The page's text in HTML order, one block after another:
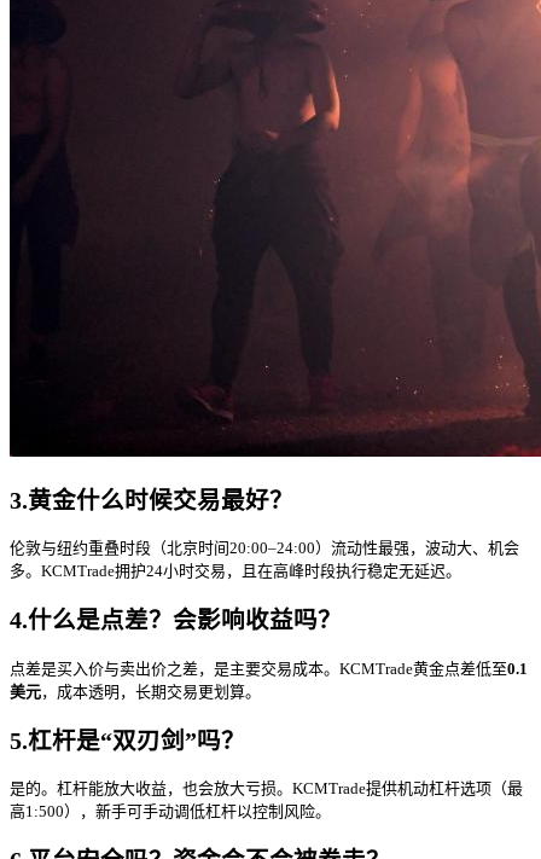
3.黄金什么时候交易最好？
伦敦与纽约重叠时段（北京时间20:00–24:00）流动性最强，波动大、机会
多。KCMTrade拥护24小时交易，且在高峰时段执行稳定无延迟。
4.什么是点差？会影响收益吗？
点差是买入价与卖出价之差，是主要交易成本。KCMTrade黄金点差低至0.1
美元，成本透明，长期交易更划算。
5.杠杆是“双刃剑”吗？
是的。杠杆能放大收益，也会放大亏损。KCMTrade提供机动杠杆选项（最
高1:500），新手可手动调低杠杆以控制风险。